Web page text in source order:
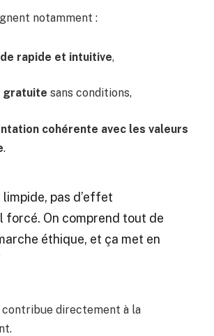
notamment :
rapide et intuitive,
gratuite sans conditions,
cohérente avec les valeurs
.
limpide, pas d’effet
forcé. On comprend tout de
éthique, et ça met en
directement à la